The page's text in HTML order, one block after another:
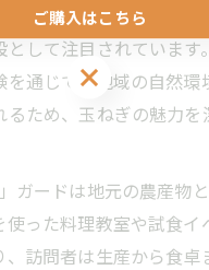
て、訪れる人々が単なる
して注目されています
を通じて、地域の自然環
るため、玉ねぎの魅力を
ガードは地元の農産物
使った料理教室や試食イ
、訪問者は生産から食卓
ご購入はこちら
ご購入はこちら